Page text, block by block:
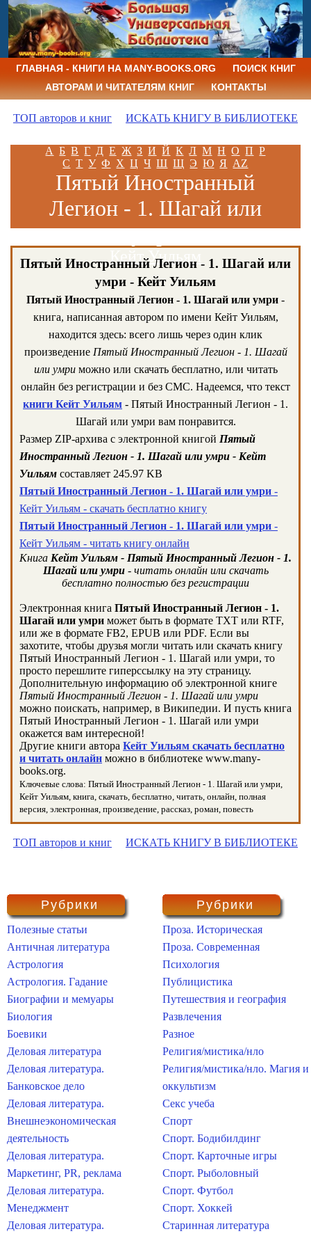
ГЛАВНАЯ - КНИГИ НА MANY-BOOKS.ORG
ПОИСК КНИГ
АВТОРАМ И ЧИТАТЕЛЯМ КНИГ
КОНТАКТЫ
ТОП авторов и книг ИСКАТЬ КНИГУ В БИБЛИОТЕКЕ
А Б В Г Д Е Ж З И Й К Л М Н О П Р
С Т У Ф Х Ц Ч Ш Щ Э Ю Я AZ
Пятый Иностранный
Легион - 1. Шагай или
умри
Кейт Уильям
Пятый Иностранный Легион - 1. Шагай или
умри - Кейт Уильям
Пятый Иностранный Легион - 1. Шагай или умри -
книга, написанная автором по имени Кейт Уильям,
находится здесь: всего лишь через один клик
произведение Пятый Иностранный Легион - 1. Шагай
или умриможно или скачать бесплатно, или читать
онлайн без регистрации и без СМС. Надеемся, что текст
книги Кейт Уильям - Пятый Иностранный Легион - 1.
Шагай или умри вам понравится.
Размер ZIP-архива c электронной книгой Пятый
Иностранный Легион - 1. Шагай или умри - Кейт
Уильям составляет 245.97 KB
Пятый Иностранный Легион - 1. Шагай или умри -
Кейт Уильям - скачать бесплатно книгу
Пятый Иностранный Легион - 1. Шагай или умри -
Кейт Уильям - читать книгу онлайн
Книга Кейт Уильям - Пятый Иностранный Легион - 1.
Шагай или умри- читать онлайн или скачать
бесплатно полностью без регистрации
Электронная книга Пятый Иностранный Легион - 1.
Шагай или умри может быть в формате TXT или RTF,
или же в формате FB2, EPUB или PDF. Если вы
захотите, чтобы друзья могли читать или скачать книгу
Пятый Иностранный Легион - 1. Шагай или умри, то
просто перешлите гиперссылку на эту страницу.
Дополнительную информацию об электронной книге
Пятый Иностранный Легион - 1. Шагай или умри
можно поискать, например, в Википедии. И пусть книга
Пятый Иностранный Легион - 1. Шагай или умри
окажется вам интересной!
Другие книги автора Кейт Уильям скачать бесплатно
и читать онлайн можно в библиотеке www.many-
books.org.
Ключевые слова: Пятый Иностранный Легион - 1. Шагай или умри,
Кейт Уильям, книга, скачать, бесплатно, читать, онлайн, полная
версия, электронная, произведение, рассказ, роман, повесть
ТОП авторов и книг ИСКАТЬ КНИГУ В БИБЛИОТЕКЕ
Рубрики
Полезные статьи
Античная литература
Астрология
Астрология. Гадание
Биографии и мемуары
Биология
Боевики
Деловая литература
Деловая литература.
Банковское дело
Деловая литература.
Внешнеэкономическая
деятельность
Деловая литература.
Маркетинг, PR, реклама
Деловая литература.
Менеджмент
Деловая литература.
Рубрики
Проза. Историческая
Проза. Современная
Психология
Публицистика
Путешествия и география
Развлечения
Разное
Религия/мистика/нло
Религия/мистика/нло. Магия и
оккультизм
Секс учеба
Спорт
Спорт. Бодибилдинг
Спорт. Карточные игры
Спорт. Рыболовный
Спорт. Футбол
Спорт. Хоккей
Старинная литература